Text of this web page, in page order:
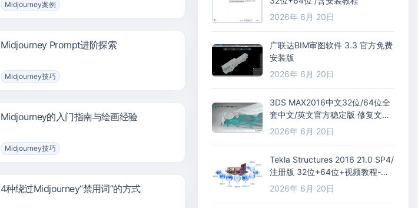
Midjourney案例
Midjourney Prompt进阶探索
Midjourney技巧
Midjourney的入门指南与绘画经验
Midjourney技巧
4种绕过Midjourney“禁用词”的方式
2026年 6月 20日
广联达BIM审图软件 3.3 官方免费
安装版
2026年 6月 20日
3DS MAX2016中文32位/64位全
套中文/英文官方稳定版 修复文件
+插件
2026年 6月 20日
Tekla Structures 2016 21.0 SP4/
注册版 32位+64位+视频教程-
(BIM) 软件
2026年 6月 20日